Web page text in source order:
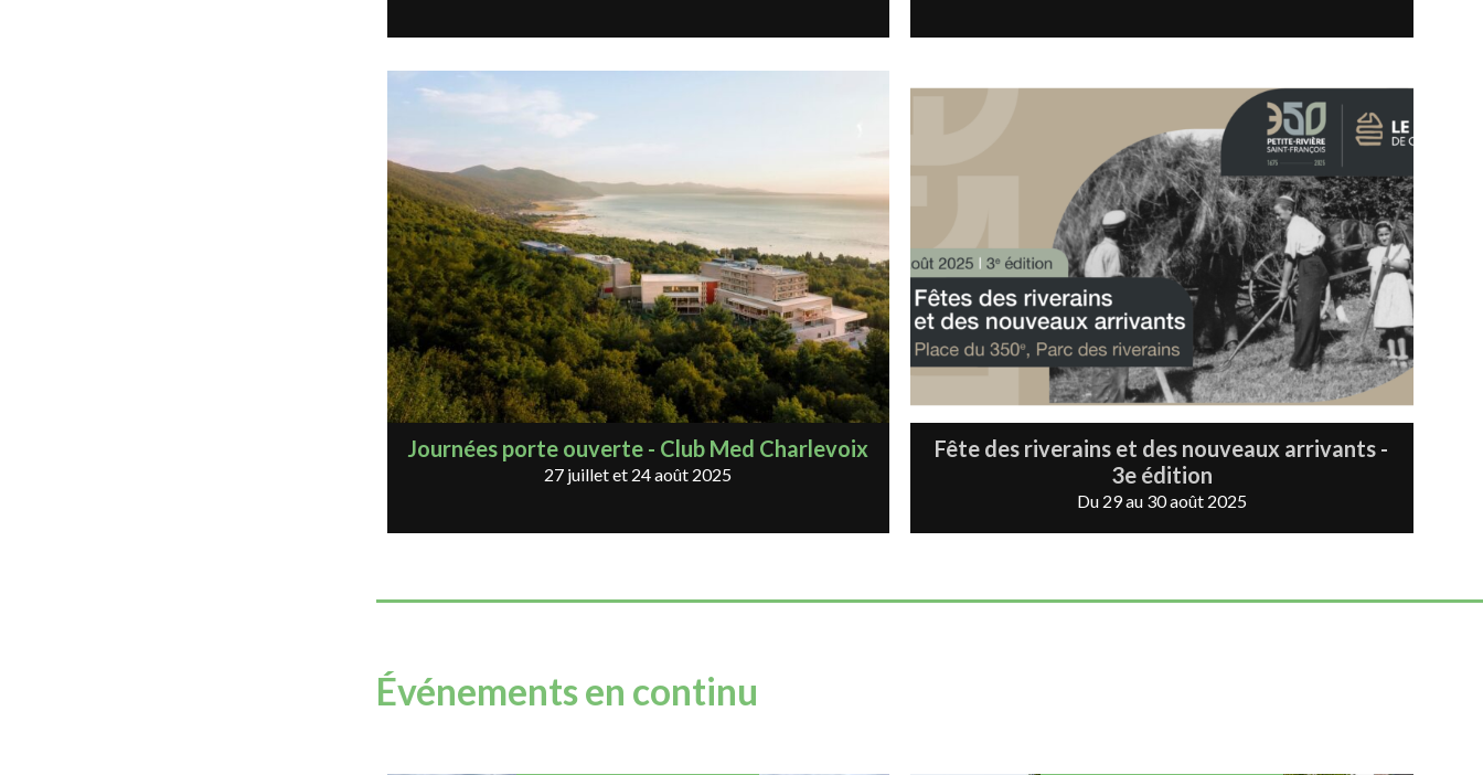
Journées porte ouverte - Club Med Charlevoix
27 juillet et 24 août 2025
Fête des riverains et des nouveaux arrivants -
3e édition
Du 29 au 30 août 2025
Événements en continu